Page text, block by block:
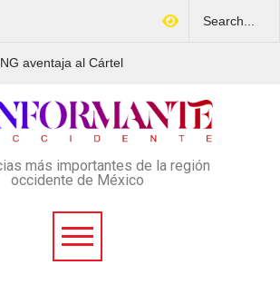
al Cártel
según
Arrestan en Texas a
esquema Ponzi con más de
4 mil afectados
más importantes de la región
occidente de México